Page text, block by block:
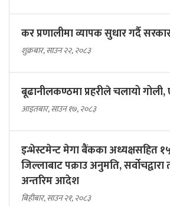
कर प्रणालीमा व्यापक सुधार गर्दै
शुक्रबार, साउन २२, २०८३
बूढानीलकण्ठमा प्रहरीले चलायो
आइतबार, साउन १७, २०८३
इन्भेस्टमेन्ट मेगा बैंकका अध्यक्षसहित
जिल्लाबाट पक्राउ अनुमति,
अन्तरिम आदेश
बिहीबार, साउन २१, २०८३